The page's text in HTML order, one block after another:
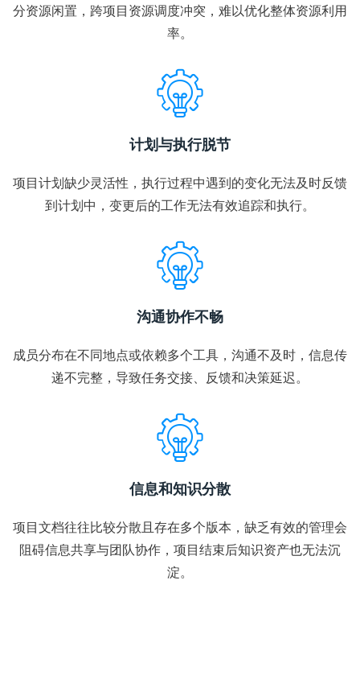
分资源闲置，跨项目资源调度冲突，难以优化整体资源利用
率。
计划与执行脱节
项目计划缺少灵活性，执行过程中遇到的变化无法及时反馈
到计划中，变更后的工作无法有效追踪和执行。
沟通协作不畅
成员分布在不同地点或依赖多个工具，沟通不及时，信息传
递不完整，导致任务交接、反馈和决策延迟。
信息和知识分散
项目文档往往比较分散且存在多个版本，缺乏有效的管理会
阻碍信息共享与团队协作，项目结束后知识资产也无法沉
淀。